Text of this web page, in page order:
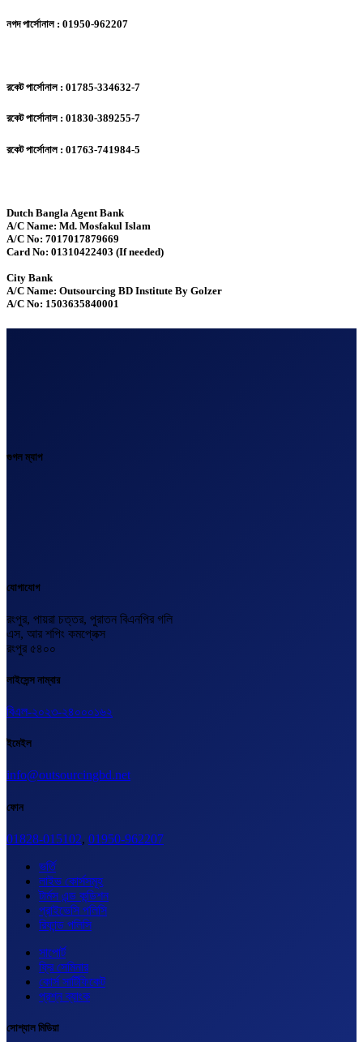
নগদ পার্সোনাল : 01950-962207
রকেট পার্সোনাল : 01785-334632-7
রকেট পার্সোনাল : 01830-389255-7
রকেট পার্সোনাল : 01763-741984-5
Dutch Bangla Agent Bank
A/C Name: Md. Mosfakul Islam
A/C No: 7017017879669
Card No: 01310422403 (If needed)
City Bank
A/C Name: Outsourcing BD Institute By Golzer
A/C No: 1503635840001
গুগল ম্যাপ
যোগাযোগ
রংপুর, পায়রা চত্তর, পুরাতন বিএনপির গলি
এস, আর শপিং কমপ্লেক্স
রংপুর ৫৪০০
লাইসেন্স নাম্বার
বিএল-২০২৩-২৪০০০১৬২
ইমেইল
info@outsourcingbd.net
ফোন
01828-015102, 01950-962207
ভর্তি
লাইভ কোর্সসমূহ
টার্মস এন্ড কন্ডিশন
প্রাইভেসি পলিসি
রিফান্ড পলিসি
সাপোর্ট
ফ্রি সেমিনার
কোর্স সার্টিফিকেট
প্রশ্ন ব্যাংক
সোশ্যাল মিডিয়া